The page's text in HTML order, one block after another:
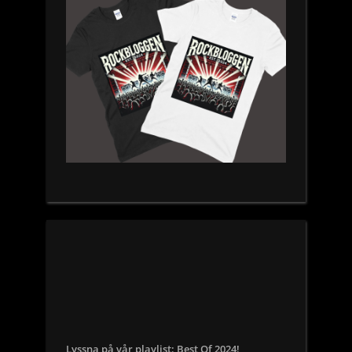
Lyssna på vår playlist: Best Of 2024!